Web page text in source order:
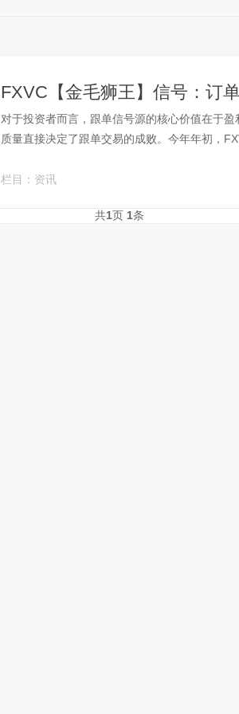
FXVC【金毛狮王】信号：订
对于投资者而言，跟单信号源的核心价值在于
质量直接决定了跟单交易的成败。今年年初，
栏目： 资讯
共1页 1条